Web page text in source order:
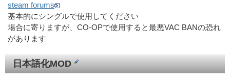
steam forums
基本的にシングルで使用してください
場合に寄りますが、CO-OPで使用すると最悪VAC BANの恐れ
があります
日本語化MOD